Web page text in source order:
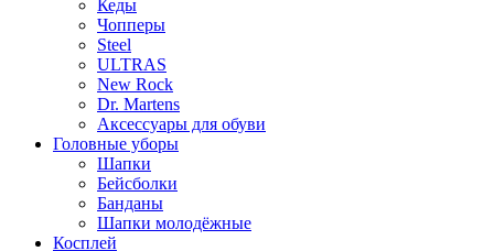
Кеды
Чопперы
Steel
ULTRAS
New Rock
Dr. Martens
Аксессуары для обуви
Головные уборы
Шапки
Бейсболки
Банданы
Шапки молодёжные
Косплей